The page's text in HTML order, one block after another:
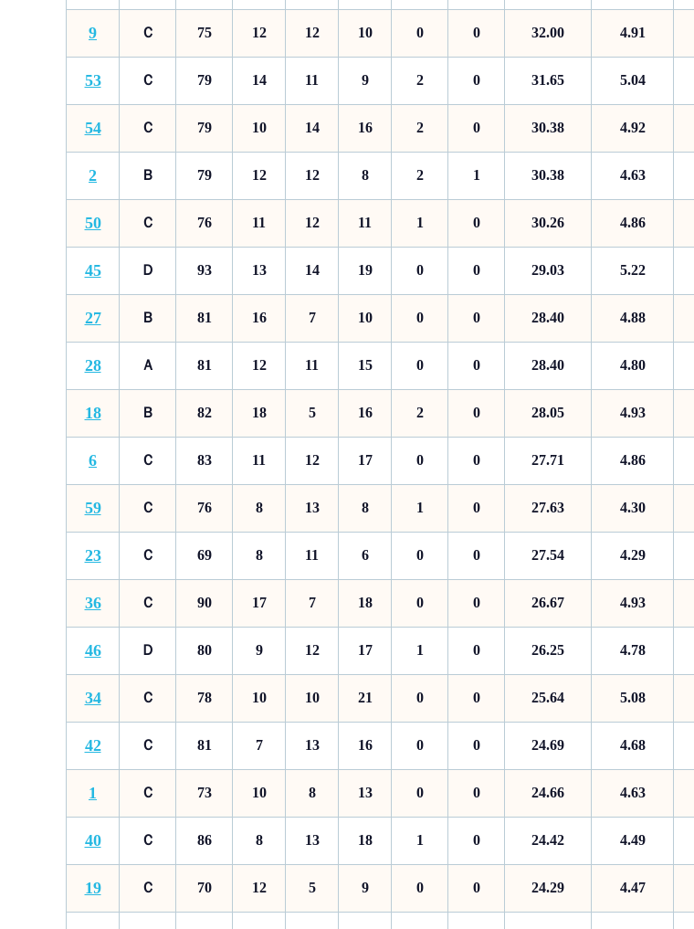
9 Ｃ 75 12 12 10 0 0 32.00 4.91
53 Ｃ 79 14 11 9 2 0 31.65 5.04
54 Ｃ 79 10 14 16 2 0 30.38 4.92
2 Ｂ 79 12 12 8 2 1 30.38 4.63
50 Ｃ 76 11 12 11 1 0 30.26 4.86
45 Ｄ 93 13 14 19 0 0 29.03 5.22
27 Ｂ 81 16 7 10 0 0 28.40 4.88
28 Ａ 81 12 11 15 0 0 28.40 4.80
18 Ｂ 82 18 5 16 2 0 28.05 4.93
6 Ｃ 83 11 12 17 0 0 27.71 4.86
59 Ｃ 76 8 13 8 1 0 27.63 4.30
23 Ｃ 69 8 11 6 0 0 27.54 4.29
36 Ｃ 90 17 7 18 0 0 26.67 4.93
46 Ｄ 80 9 12 17 1 0 26.25 4.78
34 Ｃ 78 10 10 21 0 0 25.64 5.08
42 Ｃ 81 7 13 16 0 0 24.69 4.68
1 Ｃ 73 10 8 13 0 0 24.66 4.63
40 Ｃ 86 8 13 18 1 0 24.42 4.49
19 Ｃ 70 12 5 9 0 0 24.29 4.47